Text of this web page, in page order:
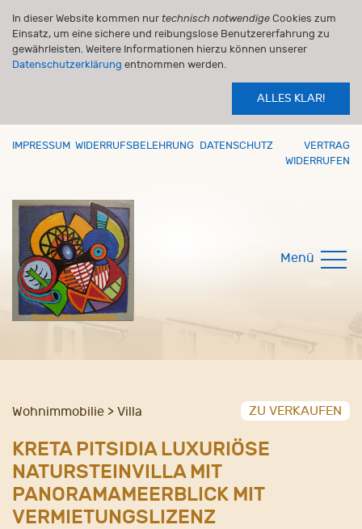
In dieser Website kommen nur technisch notwendige Cookies zum
Einsatz, um eine sichere und reibungslose Benutzererfahrung zu
gewährleisten. Weitere Informationen hierzu können unserer
Datenschutzerklärung entnommen werden.
ALLES KLAR!
IMPRESSUM WIDERRUFSBELEHRUNG DATENSCHUTZ
VERTRAG
WIDERRUFEN
Menü
Wohnimmobilie > Villa ZU VERKAUFEN
KRETA PITSIDIA LUXURIÖSE
NATURSTEINVILLA MIT
PANORAMAMEERBLICK MIT
VERMIETUNGSLIZENZ